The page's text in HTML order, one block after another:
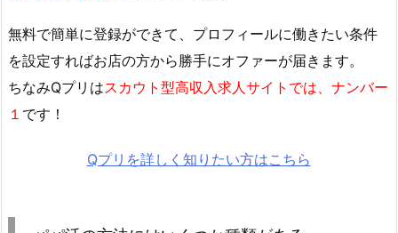
無料で簡単に登録ができて、プロフィールに働きたい条件
を設定すればお店の方から勝手にオファーが届きます。
ちなみQプリはスカウト型高収入求人サイトでは、ナンバー
１ です！
Qプリを詳しく知りたい方はこちら